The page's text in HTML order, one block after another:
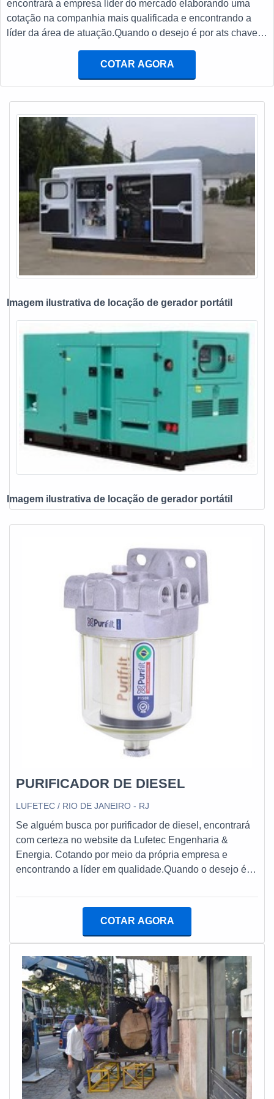
transferência automática ats e baterias estacionárias com
ótima qualidade e proteção.Se diferenciando dentro de seu
atendimento cuidadoso e que busca a satisfação do cliente.
tem feito a diferença no mercado por toda seriedade e
qualidade o que garante a melhor experiência para
parceiros novos e antigos....
encontrará a empresa líder do mercado elaborando uma
cotação na companhia mais qualificada e encontrando a
líder da área de atuação.Quando o desejo é por ats chave
de transferência, com os profissionais da E. C. A.
Equipamentos Eletrônicos o cliente receberá assertividade
com pagamento acessível.UM POUCO MAIS SOBRE ATS
com escritório de alta qualidade onde são realizadas as
atividades e estrutura suficiente para atender todas as
demandas, tudo isso para garantir que se tenha ats chave
de transferência com proteção.Há muitas maneiras
eficientes de uma empresa demonstrar competência,
excelência e destaque em sua área de atuação. A E. C. A.
Equipamentos Eletrônicos se mostra referência por ter:
Soluções para sistemas críticos de energia; Atendimentos a
indústrias e comércios de diversos ramos; Matéria-prima de
excelente qualidade; Profissionais com vasta experiência
lucratividade, deve oferecer produtos e serviços que tenham
primordiais que são deixados de lado por muitas empresas
que não focam na fidelização do cliente.Esses e outros
motivos são a razão pela qual a E. C. A. Equipamentos
Eletrônicos é uma empresa altamente qualificada quando
exploramos o segmento de vendas e assistência técnica de
no-break, estabilizadores, grupo gerador e instalações
elétricas. A empresa objetiva garantir a tecnologia e
desenvolvimento no que gera resultado e qualidade para os
clientes.A EMPRESA MAIS QUALIFICADA DO
SEGMENTONa E. C. A. Equipamentos Eletrônicos tem a
solução ideal para vendas e assistência técnica de no-
elétricas. São diversas opções disponibilizadas, como
também conta com um atendimento qualificado, através de
funcionários especializados e cuidadosos, que entendem a
necessidade de cada cliente. Também foram investidos
valores consideráveis em instalações de qualidade,
aumentando a eficiência da marca.A E. C. A. Equipamentos
Eletrônicos é uma empresa que tem despontado no
mercado pela seriedade e qualidade que garante uma
entrega de excelência de ponta a ponta....
COTAR AGORA
Imagem ilustrativa de locação de gerador portátil
Imagem ilustrativa de locação de gerador portátil
PURIFICADOR DE DIESEL
LUFETEC / RIO DE JANEIRO - RJ
Se alguém busca por purificador de diesel, encontrará
com certeza no website da Lufetec Engenharia &
Energia. Cotando por meio da própria empresa e
encontrando a líder em qualidade.Quando o desejo é
Lufetec Engenharia & Energia irá encontrar
Engenharia & Energia centraliza sua estratégia em criar
aos parceiros uma estrutura com escritório de alta
qualidade onde são realizadas as atividades e amplo
catálogo de produtos e serviços disponíveis, tudo isso
para garantir que se tenha purificador de diesel com
excelente custo-benefício.Há muitas maneiras
eficientes de uma empresa demonstrar competência,
excelência e destaque em sua área de atuação. A
Lufetec Engenharia & Energia se mostra referência por
ter: Soluções de ponta a ponta no ramo de geração de
energia; Experiência de 25 anos gerando energia com
COTAR AGORA